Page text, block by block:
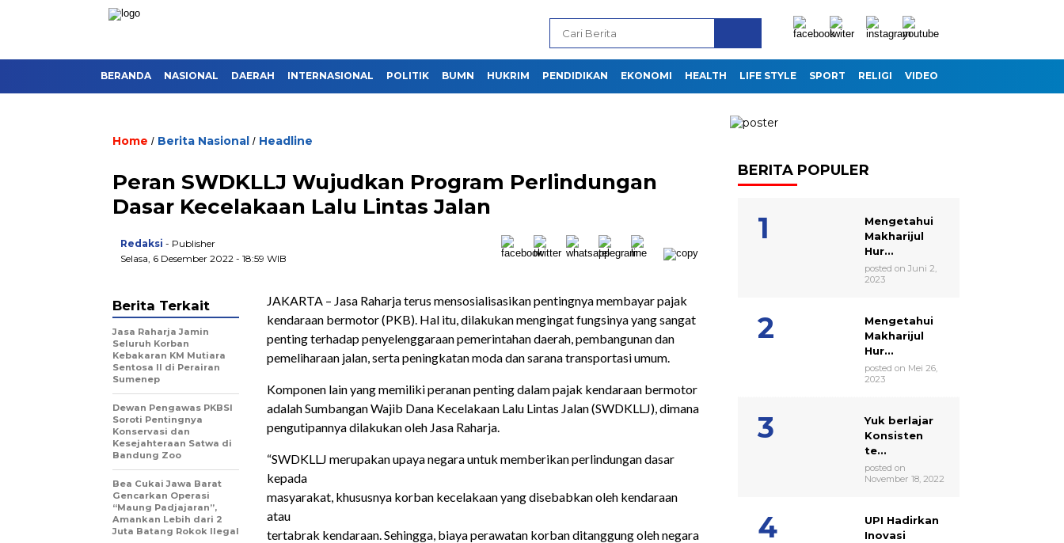
BERANDA NASIONAL DAERAH INTERNASIONAL POLITIK BUMN HUKRIM PENDIDIKAN EKONOMI HEALTH LIFE STYLE SPORT RELIGI VIDEO
Home / Berita Nasional / Headline
Peran SWDKLLJ Wujudkan Program Perlindungan
Dasar Kecelakaan Lalu Lintas Jalan
Redaksi - Publisher
Selasa, 6 Desember 2022 - 18:59 WIB
JAKARTA – Jasa Raharja terus mensosialisasikan pentingnya membayar pajak
kendaraan bermotor (PKB). Hal itu, dilakukan mengingat fungsinya yang sangat
penting terhadap penyelenggaraan pemerintahan daerah, pembangunan dan
pemeliharaan jalan, serta peningkatan moda dan sarana transportasi umum.
Komponen lain yang memiliki peranan penting dalam pajak kendaraan bermotor
adalah Sumbangan Wajib Dana Kecelakaan Lalu Lintas Jalan (SWDKLLJ), dimana
pengutipannya dilakukan oleh Jasa Raharja.
“SWDKLLJ merupakan upaya negara untuk memberikan perlindungan dasar
kepada
masyarakat, khususnya korban kecelakaan yang disebabkan oleh kendaraan
atau
tertabrak kendaraan. Sehingga, biaya perawatan korban ditanggung oleh negara
Berita Terkait
Jasa Raharja Jamin
Seluruh Korban
Kebakaran KM Mutiara
Sentosa II di Perairan
Sumenep
Dewan Pengawas PKBSI
Soroti Pentingnya
Konservasi dan
Kesejahteraan Satwa di
Bandung Zoo
Bea Cukai Jawa Barat
Gencarkan Operasi
“Maung Padjajaran”,
Amankan Lebih dari 2
Juta Batang Rokok Ilegal
BERITA POPULER
Mengetahui
Makharijul
Hur...
posted on Juni 2,
2023
Mengetahui
Makharijul
Hur...
posted on Mei 26,
2023
Yuk berlajar
Konsisten
te...
posted on
November 18, 2022
UPI Hadirkan
Inovasi